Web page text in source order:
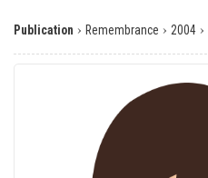
Publication › Remembrance › 2004 ›